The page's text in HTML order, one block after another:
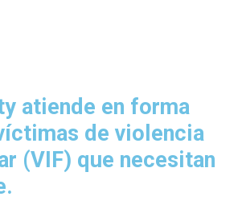
atiende en forma
de violencia
(VIF) que necesitan